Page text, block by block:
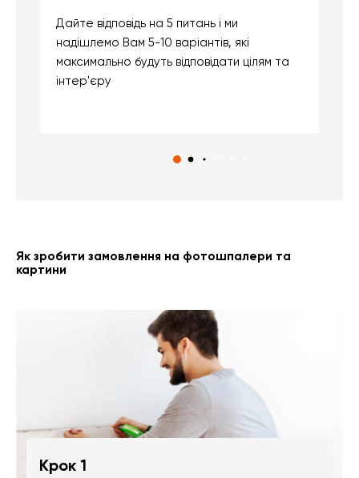
Дайте відповідь на 5 питань і ми
надішлемо Вам 5-10 варіантів, які
максимально будуть відповідати цілям та
інтер'єру
Як зробити замовлення на фотошпалери та
картини
Крок 1